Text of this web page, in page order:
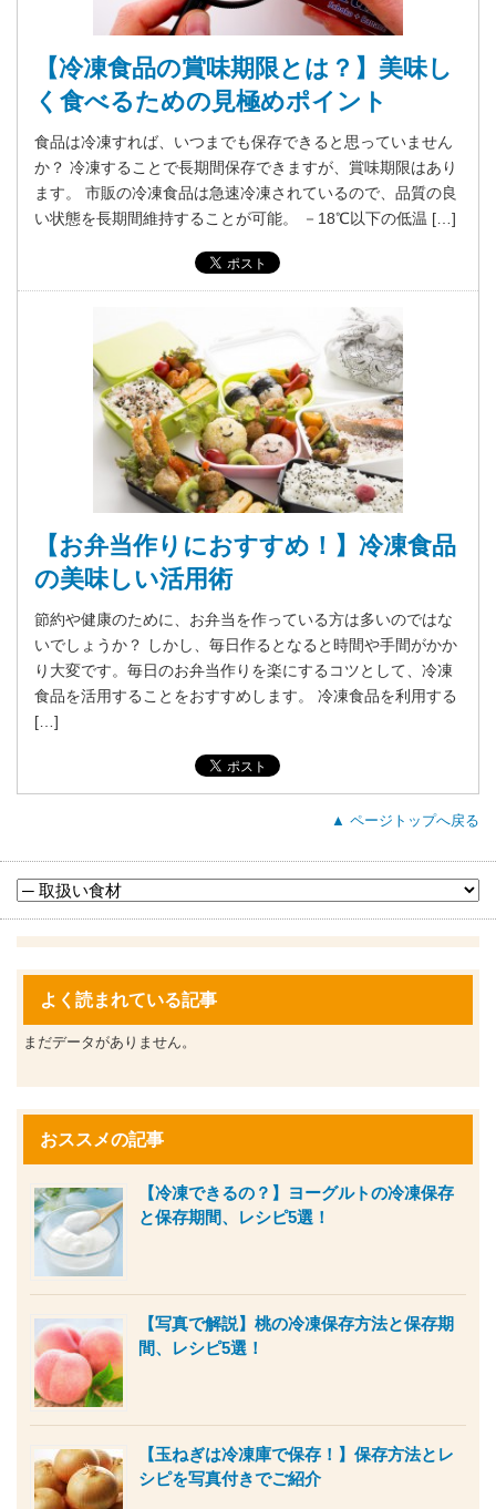
【冷凍食品の賞味期限とは？】美味し
く食べるための見極めポイント
食品は冷凍すれば、いつまでも保存できると思っていません
か？ 冷凍することで長期間保存できますが、賞味期限はあり
ます。 市販の冷凍食品は急速冷凍されているので、品質の良
い状態を長期間維持することが可能。 －18℃以下の低温 […]
【お弁当作りにおすすめ！】冷凍食品
の美味しい活用術
節約や健康のために、お弁当を作っている方は多いのではな
いでしょうか？ しかし、毎日作るとなると時間や手間がかか
り大変です。毎日のお弁当作りを楽にするコツとして、冷凍
食品を活用することをおすすめします。 冷凍食品を利用する
[…]
▲ ページトップへ戻る
よく読まれている記事
まだデータがありません。
おススメの記事
【冷凍できるの？】ヨーグルトの冷凍保存
と保存期間、レシピ5選！
【写真で解説】桃の冷凍保存方法と保存期
間、レシピ5選！
【玉ねぎは冷凍庫で保存！】保存方法とレ
シピを写真付きでご紹介